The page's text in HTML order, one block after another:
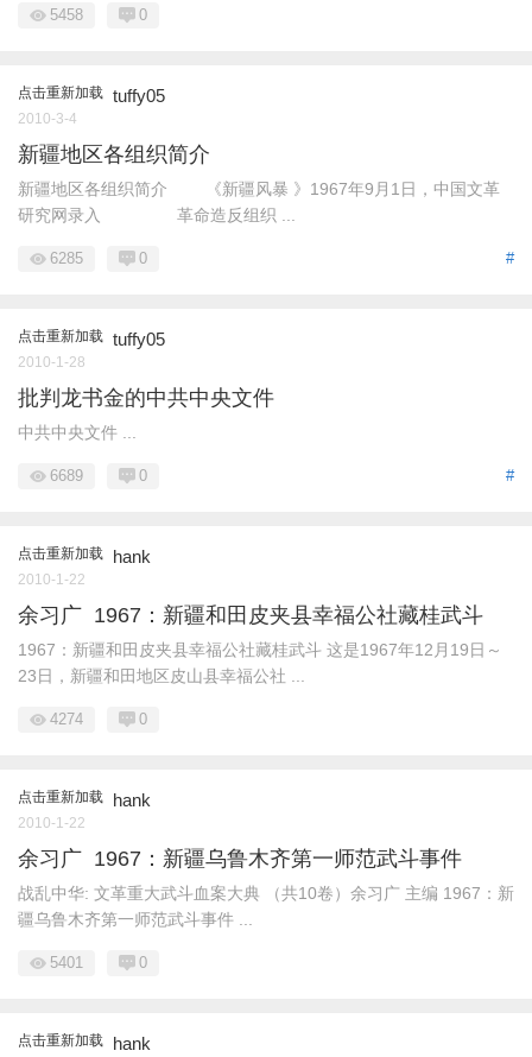
5458 0
点击重新加载 tuffy05
2010-3-4
新疆地区各组织简介
新疆地区各组织简介 《新疆风暴 》1967年9月1日，中国文革
研究网录入 革命造反组织 ...
#
6285 0
点击重新加载 tuffy05
2010-1-28
批判龙书金的中共中央文件
中共中央文件 ...
#
6689 0
点击重新加载 hank
2010-1-22
余习广 1967：新疆和田皮夹县幸福公社藏桂武斗
1967：新疆和田皮夹县幸福公社藏桂武斗 这是1967年12月19日～
23日，新疆和田地区皮山县幸福公社 ...
4274 0
点击重新加载 hank
2010-1-22
余习广 1967：新疆乌鲁木齐第一师范武斗事件
战乱中华: 文革重大武斗血案大典 （共10卷）余习广 主编 1967：新
疆乌鲁木齐第一师范武斗事件 ...
5401 0
点击重新加载 hank